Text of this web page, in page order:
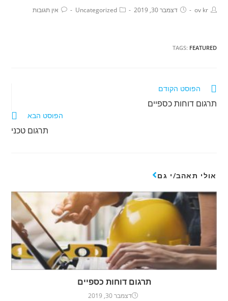
ov kr דצמבר 30, 2019 Uncategorized אין תגובות
TAGS: FEATURED
הפוסט הקודם
תרגום דוחות כספיים
הפוסט הבא
תרגום טכני
אולי תאהב/י גם
תרגום דוחות כספיים
דצמבר 30, 2019